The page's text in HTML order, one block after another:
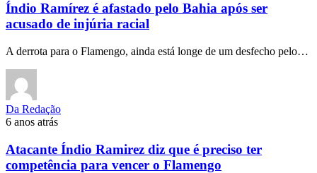
Índio Ramírez é afastado pelo Bahia após ser
acusado de injúria racial
A derrota para o Flamengo, ainda está longe de um desfecho pelo…
Da Redação
6 anos atrás
Atacante Índio Ramirez diz que é preciso ter
competência para vencer o Flamengo